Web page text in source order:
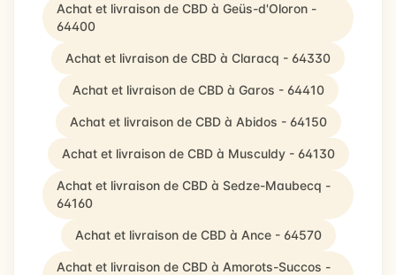
Achat et livraison de CBD à Geüs-d'Oloron -
64400
Achat et livraison de CBD à Claracq - 64330
Achat et livraison de CBD à Garos - 64410
Achat et livraison de CBD à Abidos - 64150
Achat et livraison de CBD à Musculdy - 64130
Achat et livraison de CBD à Sedze-Maubecq -
64160
Achat et livraison de CBD à Ance - 64570
Achat et livraison de CBD à Amorots-Succos -